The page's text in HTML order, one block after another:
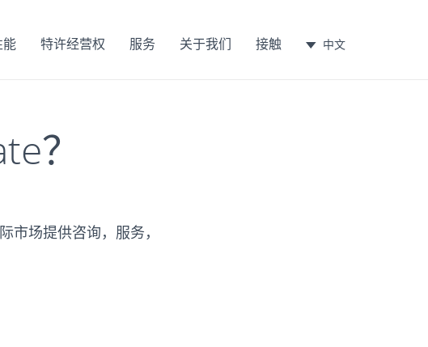
中文
接触
关于我们
服务
特许经营权
能
？
市场提供咨询，服务，